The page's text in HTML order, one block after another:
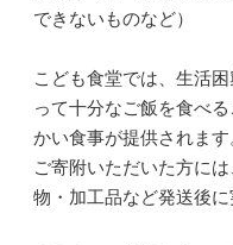
できないものなど）
こども食堂では、生活
って十分なご飯を食べ
かい食事が提供されます
ご寄附いただいた方に
物・加工品など発送後に